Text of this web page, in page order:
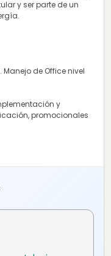
y ser parte de un
de Office nivel
y
promocionales